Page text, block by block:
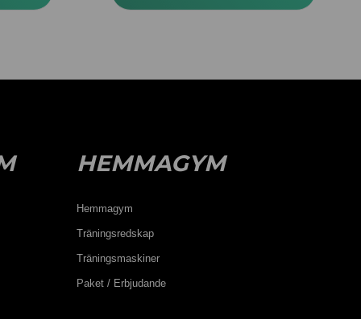
HEMMAGYM
Hemmagym
Träningsredskap
Träningsmaskiner
Paket / Erbjudande